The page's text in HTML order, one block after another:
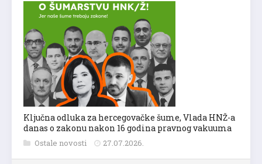
Ključna odluka za hercegovačke šume, Vlada HNŽ-a
danas o zakonu nakon 16 godina pravnog vakuuma
Ostale novosti 27.07.2026.